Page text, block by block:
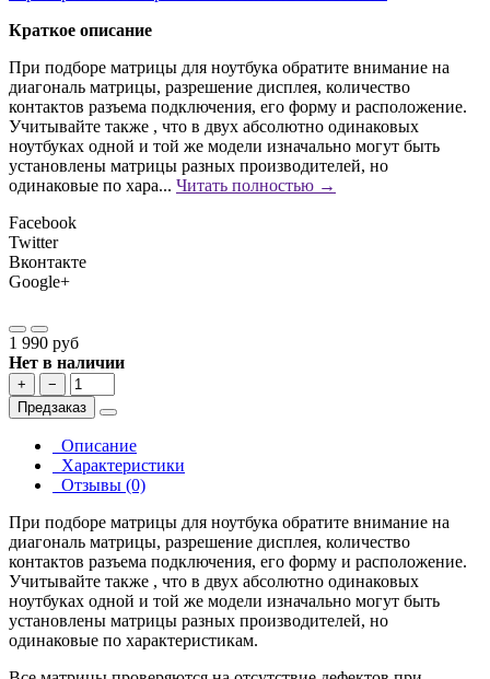
Краткое описание
При подборе матрицы для ноутбука обратите внимание на
диагональ матрицы, разрешение дисплея, количество
контактов разъема подключения, его форму и расположение.
Учитывайте также , что в двух абсолютно одинаковых
ноутбуках одной и той же модели изначально могут быть
установлены матрицы разных производителей, но
одинаковые по хара... Читать полностью →
Facebook
Twitter
Вконтакте
Google+
1 990 руб
Нет в наличии
+
−
Предзаказ
Описание
Характеристики
Отзывы (0)
При подборе матрицы для ноутбука обратите внимание на
диагональ матрицы, разрешение дисплея, количество
контактов разъема подключения, его форму и расположение.
Учитывайте также , что в двух абсолютно одинаковых
ноутбуках одной и той же модели изначально могут быть
установлены матрицы разных производителей, но
одинаковые по характеристикам.